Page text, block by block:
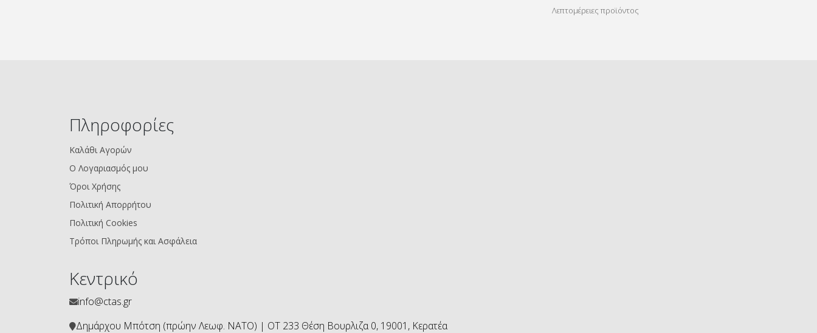
Λεπτομέρειες προϊόντος
Πληροφορίες
Καλάθι Αγορών
Ο Λογαριασμός μου
Όροι Χρήσης
Πολιτική Απορρήτου
Πολιτική Cookies
Τρόποι Πληρωμής και Ασφάλεια
Κεντρικό
info@ctas.gr
Δημάρχου Μπότση (πρώην Λεωφ. ΝΑΤΟ) | ΟΤ 233 Θέση Βουρλιζα 0, 19001, Κερατέα